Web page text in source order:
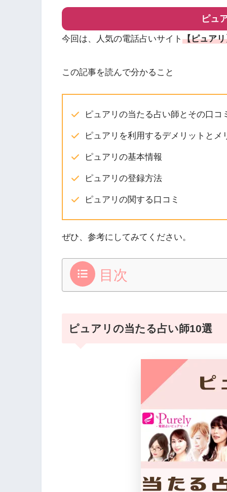
ピュ
今回は、人気の電話占いサイト 【ピュア
この記事を読んで分かること
ピュアリの当たる占い師とその口コ
ピュアリを利用するデメリットとメ
ピュアリの基本情報
ピュアリの登録方法
ピュアリの関する口コミ
ぜひ、参考にしてみてください。
目次
ピュアリの当たる占い師10選